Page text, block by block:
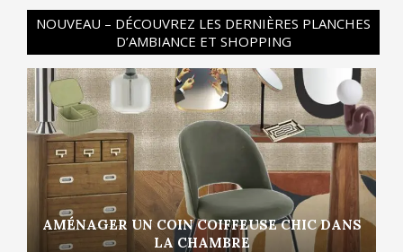
NOUVEAU – DÉCOUVREZ LES DERNIÈRES PLANCHES
D’AMBIANCE ET SHOPPING
AMÉNAGER UN COIN COIFFEUSE CHIC DANS
LA CHAMBRE